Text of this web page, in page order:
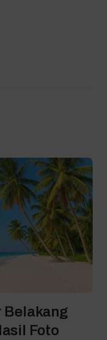
Belakang
Foto